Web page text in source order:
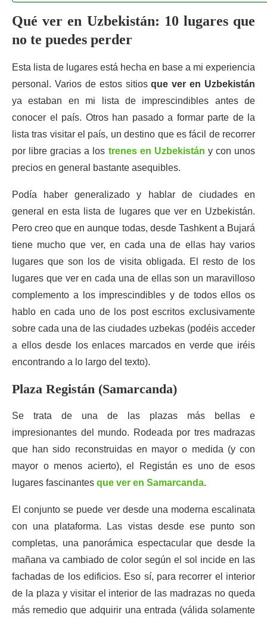
Qué ver en Uzbekistán: 10 lugares que
no te puedes perder
Esta lista de lugares está hecha en base a mi experiencia
personal. Varios de estos sitiosque ver en Uzbekistán
ya estaban en mi lista de imprescindibles antes de
conocer el país. Otros han pasado a formar parte de la
lista tras visitar el país, un destino que es fácil de recorrer
por libre gracias a los trenes en Uzbekistán y con unos
precios en general bastante asequibles.
Podía haber generalizado y hablar de ciudades en
general en esta lista de lugares que ver en Uzbekistán.
Pero creo que en aunque todas, desde Tashkent a Bujará
tiene mucho que ver, en cada una de ellas hay varios
lugares que son los de visita obligada. El resto de los
lugares que ver en cada una de ellas son un maravilloso
complemento a los imprescindibles y de todos ellos os
hablo en cada uno de los post escritos exclusivamente
sobre cada una de las ciudades uzbekas (podéis acceder
a ellos desde los enlaces marcados en verde que iréis
encontrando a lo largo del texto).
Plaza Registán (Samarcanda)
Se trata de una de las plazas más bellas e
impresionantes del mundo. Rodeada por tres madrazas
que han sido reconstruidas en mayor o medida (y con
mayor o menos acierto), el Registán es uno de esos
lugares fascinantes que ver en Samarcanda.
El conjunto se puede ver desde una moderna escalinata
con una plataforma. Las vistas desde ese punto son
completas, una panorámica espectacular que desde la
mañana va cambiado de color según el sol incide en las
fachadas de los edificios. Eso sí, para recorrer el interior
de la plaza y visitar el interior de las madrazas no queda
más remedio que adquirir una entrada (válida solamente